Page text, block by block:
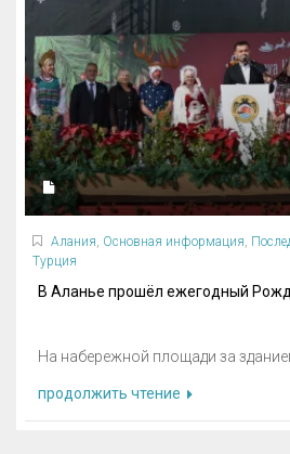
Алания, Основная информация,
Турция
В Аланье прошёл ежегодный
На набережной площади за
продолжить чтение